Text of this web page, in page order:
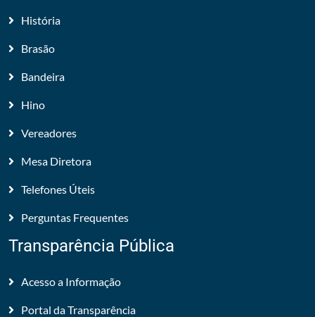
História
Brasão
Bandeira
Hino
Vereadores
Mesa Diretora
Telefones Úteis
Perguntas Frequentes
Transparência Pública
Acesso a Informação
Portal da Transparência